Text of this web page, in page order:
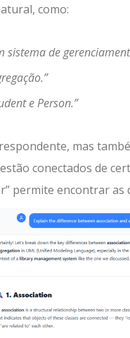
como:
sistema de
e Person.”
mas
conectados de
permite encontrar as